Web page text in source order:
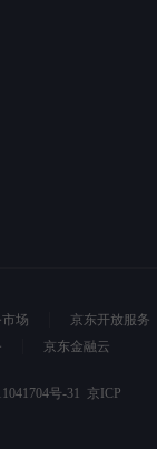
场
京东开放服务
京东金融云
号-31 京ICP